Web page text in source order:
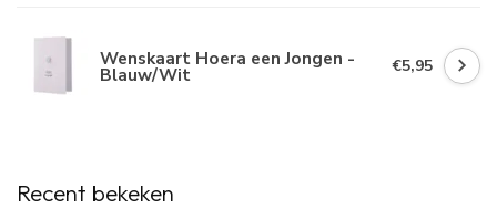
Wenskaart Hoera een Jongen -
Blauw/Wit €5,95
Recent bekeken